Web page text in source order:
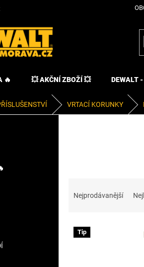
🔥 💥 AKČNÍ ZBOŽÍ 💥 DEWALT
VRTACÍ KORUNKY
Nejprodávanější
V Tip